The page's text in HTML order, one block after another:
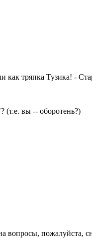
как тряпка Тузика! -
(т.е. вы -- оборотень?)
вопросы, пожалуйста,